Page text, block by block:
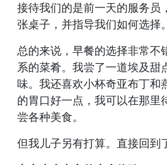
接待我们的是前一天的服务员
张桌子，并指导我们如何选择。
总的来说，早餐的选择非常不
系的菜肴。我尝了一道埃及甜
味。我还喜欢小杯奇亚布丁和
的胃口好一点，我可以在那里
尝各种美食。
但我儿子另有打算。直接回到